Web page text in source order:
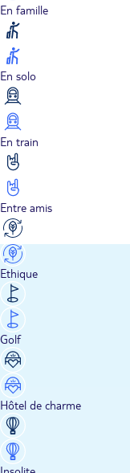
En famille
En solo
En train
Entre amis
Ethique
Golf
Hôtel de charme